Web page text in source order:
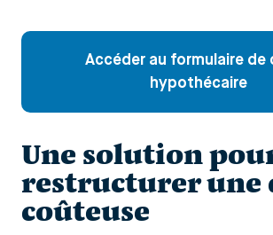
Accéder au formulaire de
hypothécaire
Une solution
restructurer une
coûteuse